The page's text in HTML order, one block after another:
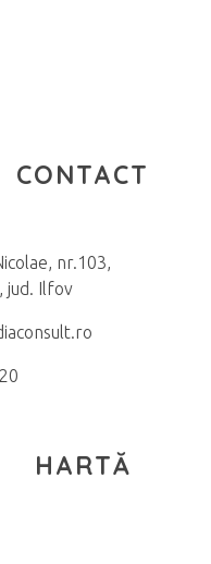
CONTACT
nr.103,
jud. Ilfov
HARTĂ